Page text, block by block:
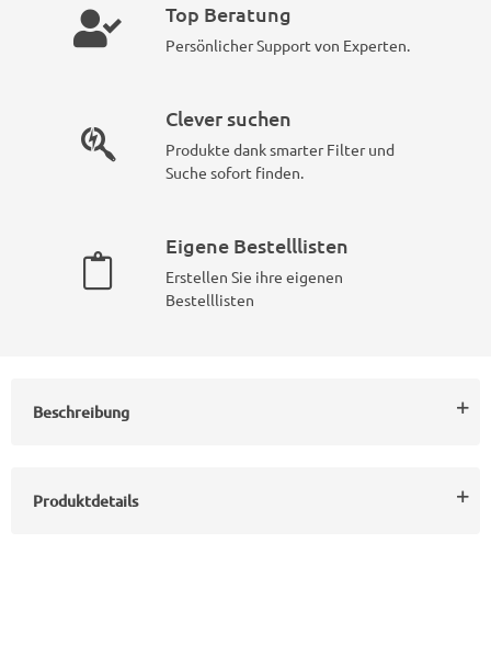
Top Beratung
Persönlicher Support von Experten.
Clever suchen
Produkte dank smarter Filter und
Suche sofort finden.
Eigene Bestelllisten
Erstellen Sie ihre eigenen
Bestelllisten
Beschreibung
Produktdetails